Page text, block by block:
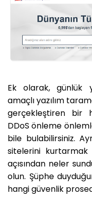
Ek olarak, günlük
amaçlı yazılım
gerçekleştiren bir
DDoS önleme
bile bulabilirsiniz.
sitelerini kurtarmak
açısından neler
olun. Şüphe
hangi güvenlik